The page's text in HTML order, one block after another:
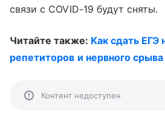
связи с COVID-19 будут сняты.
Читайте также: Как сдать ЕГЭ
репетиторов и нервного срыва
Контент недоступен